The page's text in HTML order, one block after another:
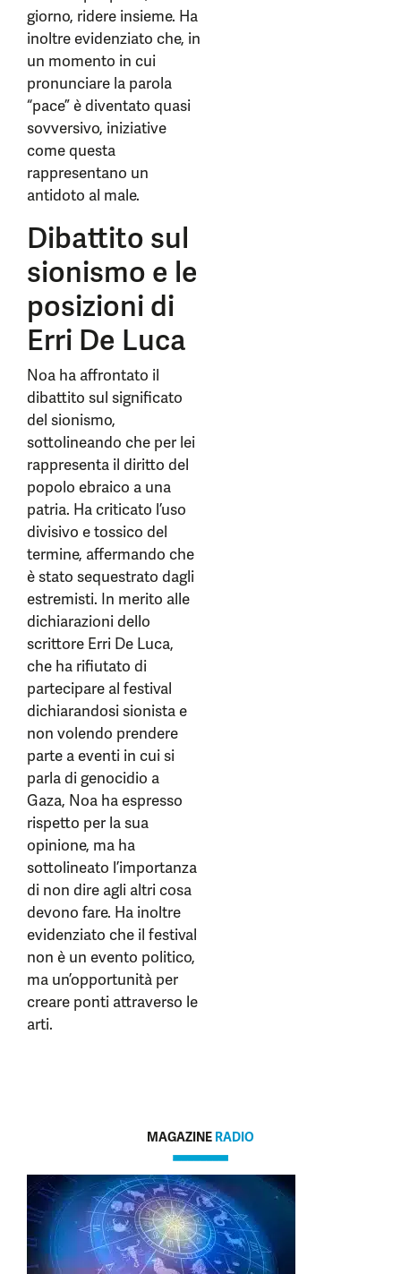
giorno, ridere insieme. Ha
inoltre evidenziato che, in
un momento in cui
pronunciare la parola
“pace” è diventato quasi
sovversivo, iniziative
come questa
rappresentano un
antidoto al male.
Dibattito sul
sionismo e le
posizioni di
Erri De Luca
Noa ha affrontato il
dibattito sul significato
del sionismo,
sottolineando che per lei
rappresenta il diritto del
popolo ebraico a una
patria. Ha criticato l’uso
divisivo e tossico del
termine, affermando che
è stato sequestrato dagli
estremisti. In merito alle
dichiarazioni dello
scrittore Erri De Luca,
che ha rifiutato di
partecipare al festival
dichiarandosi sionista e
non volendo prendere
parte a eventi in cui si
parla di genocidio a
Gaza, Noa ha espresso
rispetto per la sua
opinione, ma ha
sottolineato l’importanza
di non dire agli altri cosa
devono fare. Ha inoltre
evidenziato che il festival
non è un evento politico,
ma un’opportunità per
creare ponti attraverso le
arti.
MAGAZINE RADIO